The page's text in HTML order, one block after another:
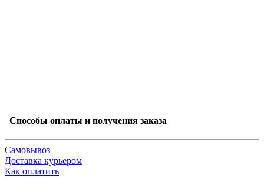
Способы оплаты и получения заказа
Самовывоз
Доставка курьером
Как оплатить